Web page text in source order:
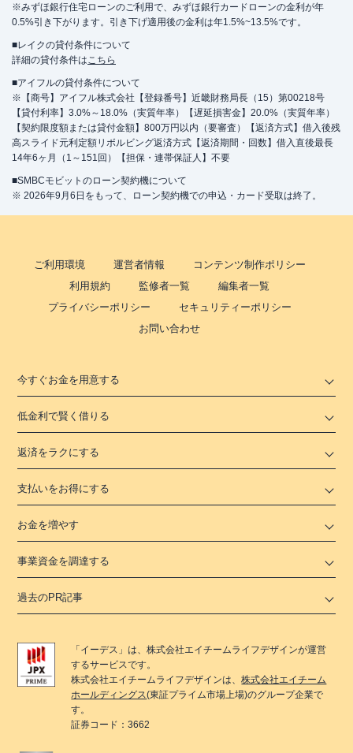
※みずほ銀行住宅ローンのご利用で、みずほ銀行カードローンの金利が年
0.5%引き下がります。引き下げ適用後の金利は年1.5%~13.5%です。
■レイクの貸付条件について
詳細の貸付条件はこちら
■アイフルの貸付条件について
※【商号】アイフル株式会社【登録番号】近畿財務局長（15）第00218号
【貸付利率】3.0%～18.0%（実質年率）【遅延損害金】20.0%（実質年率）
【契約限度額または貸付金額】800万円以内（要審査）【返済方式】借入後残
高スライド元利定額リボルビング返済方式【返済期間・回数】借入直後最長
14年6ヶ月（1～151回）【担保・連帯保証人】不要
■SMBCモビットのローン契約機について
※ 2026年9月6日をもって、ローン契約機での申込・カード受取は終了。
ご利用環境 運営者情報
コンテンツ制作ポリシー
利用規約
監修者一覧
編集者一覧
プライバシーポリシー
セキュリティーポリシー
お問い合わせ
今すぐお金を用意する
低金利で賢く借りる
返済をラクにする
支払いをお得にする
お金を増やす
事業資金を調達する
過去のPR記事
「 イーデス 」は、株式会社エイチームライフデザインが運営
するサービスです。
株式会社エイチームライフデザインは、株式会社エイチーム
ホールディングス(東証プライム市場上場)のグループ企業で
す。
証券コード：3662